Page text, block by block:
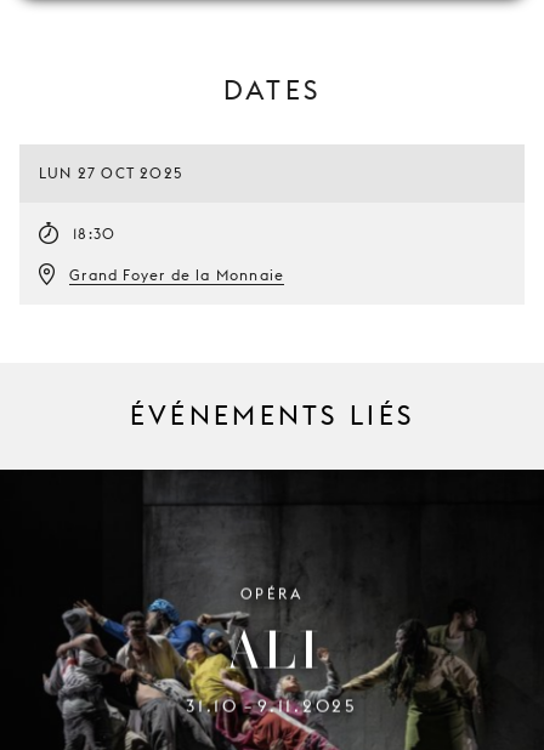
DATES
LUN 27 OCT 2025
18:30
Grand Foyer de la Monnaie
ÉVÉNEMENTS LIÉS
OPÉRA
ALI
31.10–9.11.2025